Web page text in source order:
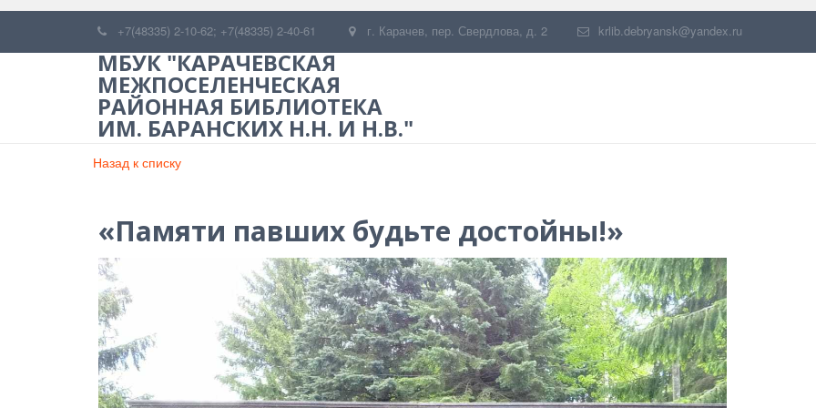
+7(48335) 2-10-62; +7(48335) 2-40-61 г. Карачев, пер. Свердлова, д. 2 krlib.debryansk@yandex.ru
МБУК "КАРАЧЕВСКАЯ
МЕЖПОСЕЛЕНЧЕСКАЯ
РАЙОННАЯ БИБЛИОТЕКА
ИМ. БАРАНСКИХ Н.Н. И Н.В."
Назад к списку
«Памяти павших будьте достойны!»